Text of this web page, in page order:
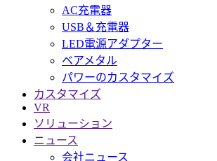
AC充電器
USB＆充電器
LED電源アダプター
ベアメタル
パワーのカスタマイズ
カスタマイズ
VR
ソリューション
ニュース
会社ニュース